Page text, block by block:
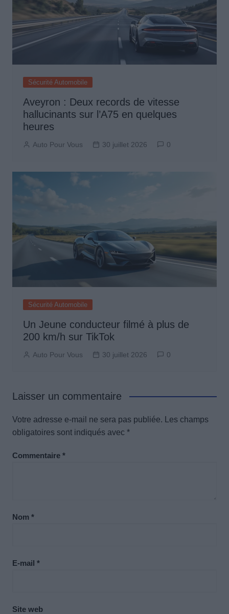
Sécurité Automobile
Aveyron : Deux records de vitesse
hallucinants sur l’A75 en quelques
heures
Auto Pour Vous 30 juillet 2026 0
Sécurité Automobile
Un Jeune conducteur filmé à plus de
200 km/h sur TikTok
Auto Pour Vous 30 juillet 2026 0
Laisser un commentaire
Votre adresse e-mail ne sera pas publiée.
Les champs
obligatoires sont indiqués avec *
Commentaire *
Nom *
E-mail *
Site web